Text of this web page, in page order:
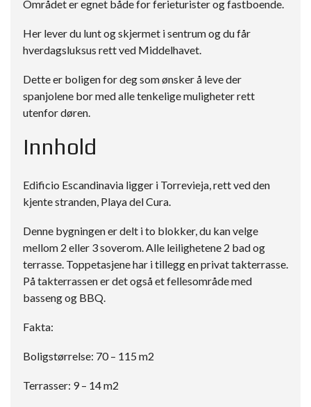
Området er egnet både for ferieturister og fastboende.
Her lever du lunt og skjermet i sentrum og du får
hverdagsluksus rett ved Middelhavet.
Dette er boligen for deg som ønsker å leve der
spanjolene bor med alle tenkelige muligheter rett
utenfor døren.
Innhold
Edificio Escandinavia ligger i Torrevieja, rett ved den
kjente stranden, Playa del Cura.
Denne bygningen er delt i to blokker, du kan velge
mellom 2 eller 3 soverom. Alle leilighetene 2 bad og
terrasse. Toppetasjene har i tillegg en privat takterrasse.
På takterrassen er det også et fellesområde med
basseng og BBQ.
Fakta:
Boligstørrelse: 70 – 115 m2
Terrasser: 9 – 14 m2